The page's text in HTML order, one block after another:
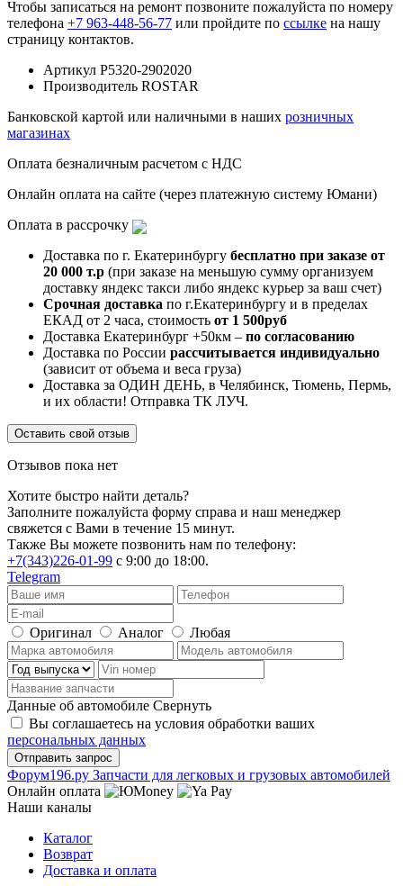
Чтобы записаться на ремонт позвоните пожалуйста по номеру
телефона +7 963-448-56-77 или пройдите по ссылке на нашу
страницу контактов.
Артикул Р5320-2902020
Производитель ROSTAR
Банковской картой или наличными в наших розничных
магазинах
Оплата безналичным расчетом с НДС
Онлайн оплата на сайте (через платежную систему Юмани)
Оплата в рассрочку
Доставка по г. Екатеринбургу бесплатно при заказе от
20 000 т.р (при заказе на меньшую сумму организуем
доставку яндекс такси либо яндекс курьер за ваш счет)
Срочная доставка по г.Екатеринбургу и в пределах
ЕКАД от 2 часа, стоимость от 1 500руб
Доставка Екатеринбург +50км – по согласованию
Доставка по России рассчитывается индивидуально
(зависит от объема и веса груза)
Доставка за ОДИН ДЕНЬ, в Челябинск, Тюмень, Пермь,
и их области! Отправка ТК ЛУЧ.
Оставить свой отзыв
Отзывов пока нет
Хотите быстро найти деталь?
Заполните пожалуйста форму справа и наш менеджер
свяжется с Вами в течение 15 минут.
Также Вы можете позвонить нам по телефону:
+7(343)226-01-99 с 9:00 до 18:00.
Telegram
Оригинал Аналог Любая
Данные об автомобиле Свернуть
Вы соглашаетесь на условия обработки ваших
персональных данных
Фoрум196.ру Запчасти для легковых и грузовых автомобилей
Онлайн оплата
Наши каналы
Каталог
Возврат
Доставка и оплата